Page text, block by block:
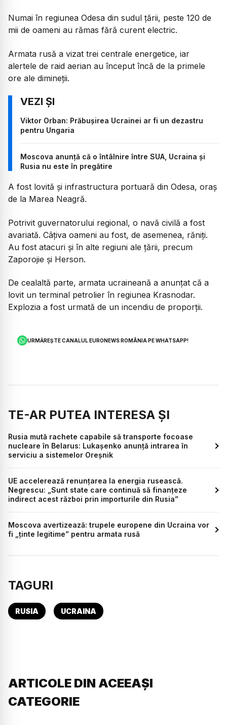
Numai în regiunea Odesa din sudul țării, peste 120 de
mii de oameni au rămas fără curent electric.
Armata rusă a vizat trei centrale energetice, iar
alertele de raid aerian au început încă de la primele
ore ale dimineții.
Viktor Orban: Prăbușirea Ucrainei ar fi un dezastru
pentru Ungaria
Moscova anunță că o întâlnire între SUA, Ucraina și
Rusia nu este în pregătire
A fost lovită și infrastructura portuară din Odesa, oraș
de la Marea Neagră.
Potrivit guvernatorului regional, o navă civilă a fost
avariată. Câțiva oameni au fost, de asemenea, răniți.
Au fost atacuri și în alte regiuni ale țării, precum
Zaporojie și Herson.
De cealaltă parte, armata ucraineană a anunțat că a
lovit un terminal petrolier în regiunea Krasnodar.
Explozia a fost urmată de un incendiu de proporții.
URMĂREȘTE CANALUL EURONEWS ROMÂNIA PE WHATSAPP!
TE-AR PUTEA INTERESA ȘI
Rusia mută rachete capabile să transporte focoase
nucleare în Belarus: Lukașenko anunță intrarea în
serviciu a sistemelor Oreșnik
UE accelerează renunțarea la energia rusească.
Negrescu: „Sunt state care continuă să finanțeze
indirect acest război prin importurile din Rusia”
Moscova avertizează: trupele europene din Ucraina vor
fi „ținte legitime” pentru armata rusă
TAGURI
RUSIA UCRAINA
ARTICOLE DIN ACEEAȘI
CATEGORIE